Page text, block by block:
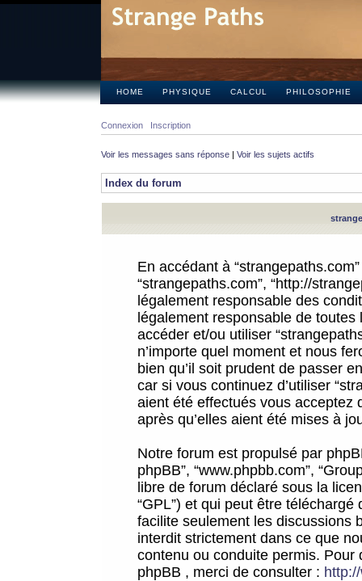
HOME PHYSIQUE CALCUL PHILOSOPHIE
Connexion Inscription
Voir les messages sans réponse | Voir les sujets actifs
Index du forum
En accédant à
“strangepaths.com”, “http://
légalement responsable des
légalement responsable de
accéder et/ou utiliser
n’importe quel moment et nous
bien qu’il soit prudent de passer
car si vous continuez d’utiliser
aient été effectués vous acceptez
après qu’elles aient été mises à
Notre forum est propulsé par
phpBB”, “www.phpbb.com”,
libre de forum déclaré sous la
“GPL”) et qui peut être téléchargé
facilite seulement les discussions
interdit strictement dans ce que
contenu ou conduite permis.
phpBB , merci de consulter :